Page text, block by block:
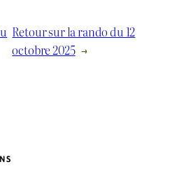
Retour sur la rando du 12
octobre 2025 →